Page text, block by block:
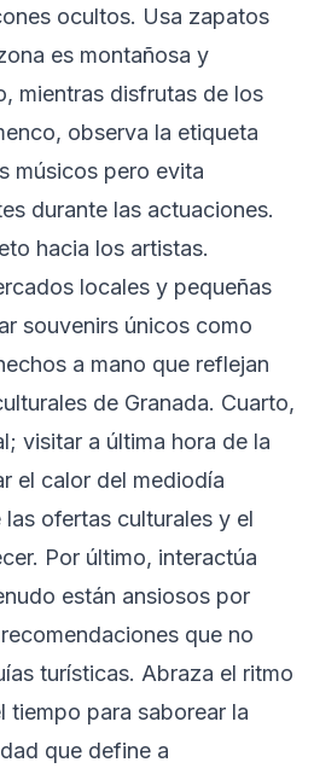
ocultos. Usa zapatos
es montañosa y
mientras disfrutas de los
observa la etiqueta
músicos pero evita
durante las actuaciones.
hacia los artistas.
locales y pequeñas
souvenirs únicos como
a mano que reflejan
de Granada. Cuarto,
visitar a última hora de la
el calor del mediodía
ofertas culturales y el
Por último, interactúa
están ansiosos por
que no
turísticas. Abraza el ritmo
tiempo para saborear la
que define a